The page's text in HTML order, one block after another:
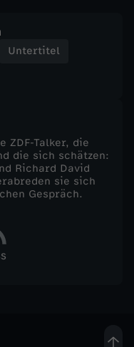
Untertitel
ZDF-Talker, die
die sich schätzen:
Richard David
sie sich
Gespräch.